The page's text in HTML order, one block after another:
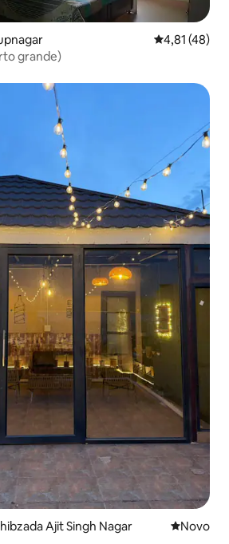
4,81 de uma
4,81 (48)
grande)
Ajit Singh Nagar Novo
Novo